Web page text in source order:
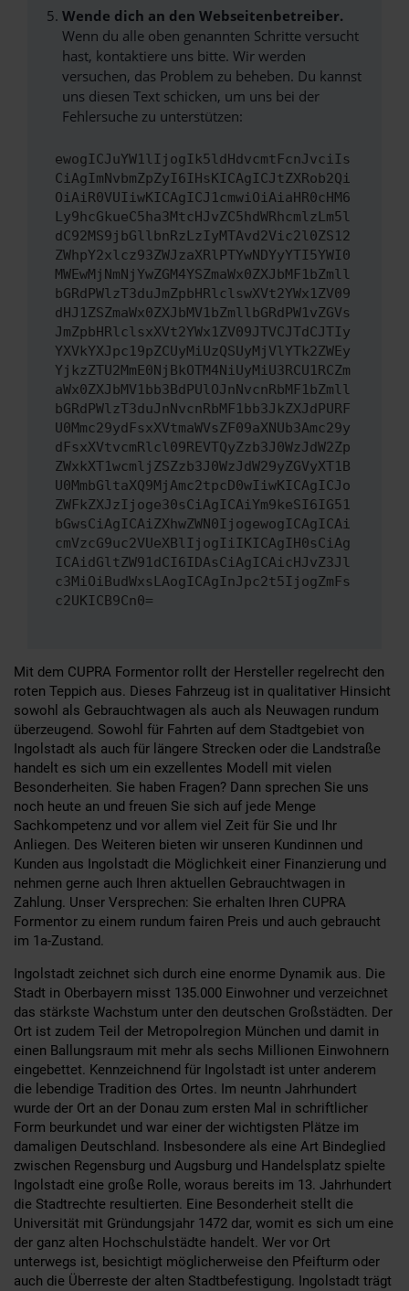
Wende dich an den Webseitenbetreiber.
Wenn du alle oben genannten Schritte versucht
hast, kontaktiere uns bitte. Wir werden
versuchen, das Problem zu beheben. Du kannst
uns diesen Text schicken, um uns bei der
Fehlersuche zu unterstützen:
ewogICJuYW1lIjogIk5ldHdvcmtFcnJvciIs
CiAgImNvbmZpZyI6IHsKICAgICJtZXRob2Qi
OiAiR0VUIiwKICAgICJ1cmwiOiAiaHR0cHM6
Ly9hcGkueC5ha3MtcHJvZC5hdWRhcmlzLm5l
dC92MS9jbGllbnRzLzIyMTAvd2Vic2l0ZS12
ZWhpY2xlcz93ZWJzaXRlPTYwNDYyYTI5YWI0
MWEwMjNmNjYwZGM4YSZmaWx0ZXJbMF1bZmll
bGRdPWlzT3duJmZpbHRlclswXVt2YWx1ZV09
dHJ1ZSZmaWx0ZXJbMV1bZmllbGRdPW1vZGVs
JmZpbHRlclsxXVt2YWx1ZV09JTVCJTdCJTIy
YXVkYXJpc19pZCUyMiUzQSUyMjVlYTk2ZWEy
YjkzZTU2MmE0NjBkOTM4NiUyMiU3RCU1RCZm
aWx0ZXJbMV1bb3BdPUlOJnNvcnRbMF1bZmll
bGRdPWlzT3duJnNvcnRbMF1bb3JkZXJdPURF
U0Mmc29ydFsxXVtmaWVsZF09aXNUb3Amc29y
dFsxXVtvcmRlcl09REVTQyZzb3J0WzJdW2Zp
ZWxkXT1wcmljZSZzb3J0WzJdW29yZGVyXT1B
U0MmbGltaXQ9MjAmc2tpcD0wIiwKICAgICJo
ZWFkZXJzIjoge30sCiAgICAiYm9keSI6IG51
bGwsCiAgICAiZXhwZWN0IjogewogICAgICAi
cmVzcG9uc2VUeXBlIjogIiIKICAgIH0sCiAg
ICAidGltZW91dCI6IDAsCiAgICAicHJvZ3Jl
c3MiOiBudWxsLAogICAgInJpc2t5IjogZmFs
c2UKICB9Cn0=
Mit dem CUPRA Formentor rollt der Hersteller regelrecht den
roten Teppich aus. Dieses Fahrzeug ist in qualitativer Hinsicht
sowohl als Gebrauchtwagen als auch als Neuwagen rundum
überzeugend. Sowohl für Fahrten auf dem Stadtgebiet von
Ingolstadt als auch für längere Strecken oder die Landstraße
handelt es sich um ein exzellentes Modell mit vielen
Besonderheiten. Sie haben Fragen? Dann sprechen Sie uns
noch heute an und freuen Sie sich auf jede Menge
Sachkompetenz und vor allem viel Zeit für Sie und Ihr
Anliegen. Des Weiteren bieten wir unseren Kundinnen und
Kunden aus Ingolstadt die Möglichkeit einer Finanzierung und
nehmen gerne auch Ihren aktuellen Gebrauchtwagen in
Zahlung. Unser Versprechen: Sie erhalten Ihren CUPRA
Formentor zu einem rundum fairen Preis und auch gebraucht
im 1a-Zustand.
Ingolstadt zeichnet sich durch eine enorme Dynamik aus. Die
Stadt in Oberbayern misst 135.000 Einwohner und verzeichnet
das stärkste Wachstum unter den deutschen Großstädten. Der
Ort ist zudem Teil der Metropolregion München und damit in
einen Ballungsraum mit mehr als sechs Millionen Einwohnern
eingebettet. Kennzeichnend für Ingolstadt ist unter anderem
die lebendige Tradition des Ortes. Im neuntn Jahrhundert
wurde der Ort an der Donau zum ersten Mal in schriftlicher
Form beurkundet und war einer der wichtigsten Plätze im
damaligen Deutschland. Insbesondere als eine Art Bindeglied
zwischen Regensburg und Augsburg und Handelsplatz spielte
Ingolstadt eine große Rolle, woraus bereits im 13. Jahrhundert
die Stadtrechte resultierten. Eine Besonderheit stellt die
Universität mit Gründungsjahr 1472 dar, womit es sich um eine
der ganz alten Hochschulstädte handelt. Wer vor Ort
unterwegs ist, besichtigt möglicherweise den Pfeifturm oder
auch die Überreste der alten Stadtbefestigung. Ingolstadt trägt